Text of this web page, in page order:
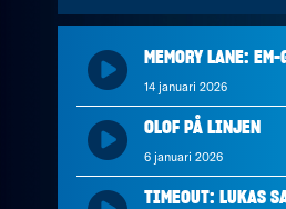
MEMORY LANE:
14 januari 2026
OLOF PÅ LINJEN
6 januari 2026
TIMEOUT: LUKAS